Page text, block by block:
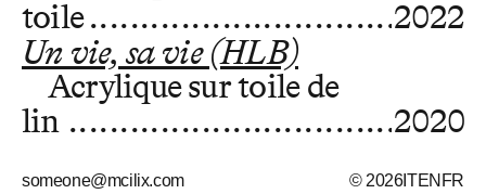
toile
2022
Un vie, sa vie (HLB)
Acrylique sur toile de
lin
2020
someone@mcilix.com © 2026ITEN FR